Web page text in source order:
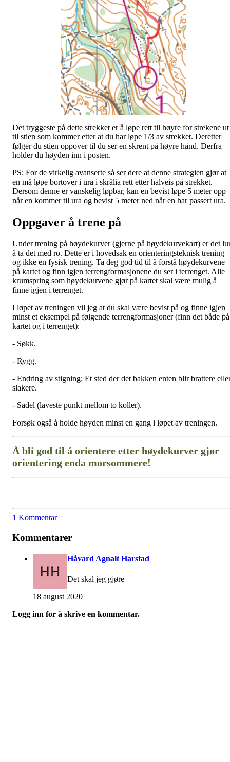
Det tryggeste på dette strekket er å løpe rett til høyre for strekene ut
til stien som kommer etter at du har løpe 1/3 av strekket. Deretter
følger du stien oppover til du ser en skrent på høyre hånd. Derfra
holder du høyden inn i posten.
PS: For de virkelig avanserte så ser dere at denne strategien gjør at
en må løpe bortover i ura i skrålia rett etter halveis på strekket.
Dersom denne er vanskelig løpbar, kan en bevist løpe 5 meter opp
når en kommer til ura og bevist 5 meter ned når en har passert ura.
Oppgaver å trene på
Under trening på høydekurver (gjerne på høydekurvekart) er det
å ta det med ro. Dette er i hovedsak en orienteringsteknisk trening
og ikke en fysisk trening. Ta deg god tid til å forstå høydekurvene
på kartet og finn igjen terrengformasjonene du ser i terrenget. Alle
krumspring som høydekurvene gjør på kartet skal være mulig å
finne igjen i terrenget.
I løpet av treningen vil jeg at du skal være bevist på og finne igjen
minst et eksempel på følgende terrengformasjoner (finn det både på
kartet og i terrenget):
- Søkk.
- Rygg.
- Endring av stigning: Et sted der det bakken enten blir brattere
slakere.
- Sadel (laveste punkt mellom to koller).
Forsøk også å holde høyden minst en gang i løpet av treningen.
Å bli god til å orientere etter høydekurver gjør
orientering enda morsommere!
1 Kommentar
Kommentarer
Håvard Agnalt Harstad
Det skal jeg gjøre
18 august 2020
Logg inn for å skrive en kommentar.